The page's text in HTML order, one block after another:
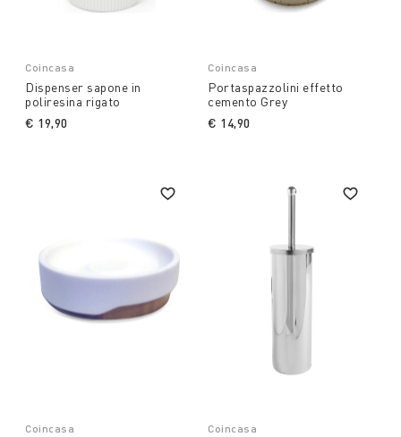
Coincasa
Dispenser sapone in
poliresina rigato
€ 19,90
Coincasa
Portaspazzolini effetto
cemento Grey
€ 14,90
Coincasa Coincasa